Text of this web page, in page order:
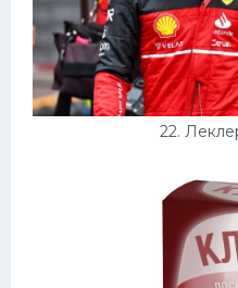
22.